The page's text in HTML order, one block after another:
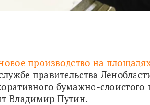
производство на
правительства
бумажно-слоистого
Владимир Путин.